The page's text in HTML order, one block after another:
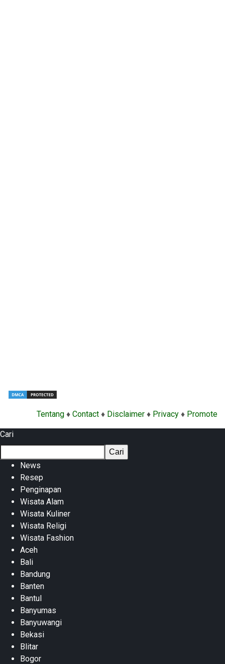
Tentang ♦ Contact ♦ Disclaimer ♦ Privacy ♦ Promote
Cari
Cari
News
Resep
Penginapan
Wisata Alam
Wisata Kuliner
Wisata Religi
Wisata Fashion
Aceh
Bali
Bandung
Banten
Bantul
Banyumas
Banyuwangi
Bekasi
Blitar
Bogor